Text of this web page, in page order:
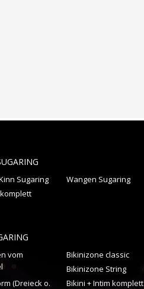
Sugaring
Wangen Sugaring
vom
Bikinizone classic
Bikinizone String
(Dreieck o.
Bikini + Intim komplett